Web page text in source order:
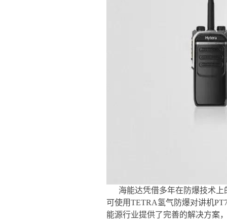
海能达凭借多年在防爆技术上
可使用TETRA氢气防爆对讲机
能源行业提供了完善的解决方案